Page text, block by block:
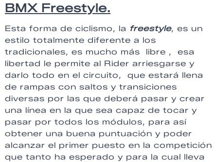
BMX Freestyle.
Esta forma de ciclismo, la freestyle, es un
estilo totalmente diferente a los
tradicionales, es mucho más libre , esa
libertad le permite al Rider arriesgarse y
darlo todo en el circuito, que estará llena
de rampas con saltos y transiciones
diversas por las que deberá pasar y crear
una línea en la que sea capaz de tocar y
pasar por todos los módulos, para así
obtener una buena puntuación y poder
alcanzar el primer puesto en la competición
que tanto ha esperado y para la cual lleva